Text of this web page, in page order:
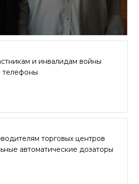
и инвалидам войны
телефоны
торговых центров
автоматические дозаторы